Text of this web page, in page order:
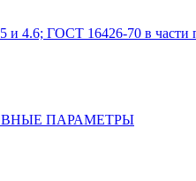
п. 4.5 и 4.6; ГОСТ
ПАРАМЕТРЫ